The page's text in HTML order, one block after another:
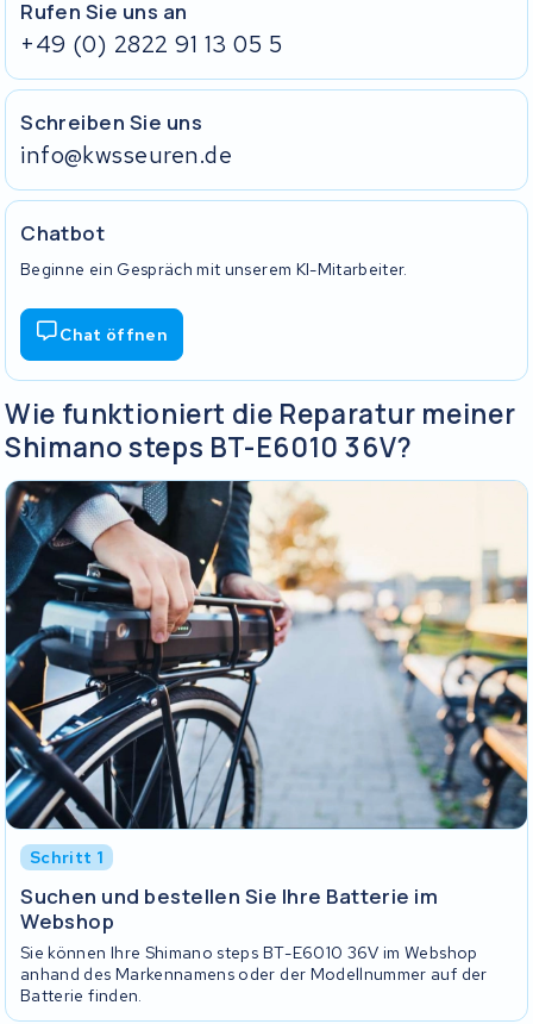
Rufen Sie uns an
+49 (0) 2822 91 13 05 5
Schreiben Sie uns
info@kwsseuren.de
Chatbot
Beginne ein Gespräch mit unserem KI-Mitarbeiter.
Chat öffnen
Wie funktioniert die Reparatur meiner
Shimano steps BT-E6010 36V?
Schritt 1
Suchen und bestellen Sie Ihre Batterie im
Webshop
Sie können Ihre Shimano steps BT-E6010 36V im Webshop
anhand des Markennamens oder der Modellnummer auf der
Batterie finden.